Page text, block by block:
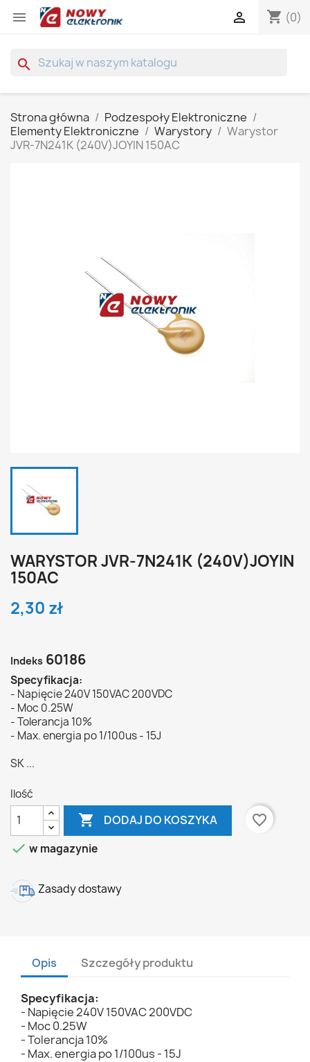
 shopping_cart (0)

search
Strona główna
Podzespoły Elektroniczne
Elementy Elektroniczne
Warystory
Warystor
JVR-7N241K (240V)JOYIN 150AC
WARYSTOR JVR-7N241K (240V)JOYIN
150AC
2,30 zł
Indeks 60186
Specyfikacja:
- Napięcie 240V 150VAC 200VDC
- Moc 0.25W
- Tolerancja 10%
- Max. energia po 1/100us - 15J
SK ...
Ilość
 DODAJ DO KOSZYKA
favorite_border
 w magazynie
Zasady dostawy
Opis Szczegóły produktu
Specyfikacja:
- Napięcie 240V 150VAC 200VDC
- Moc 0.25W
- Tolerancja 10%
- Max. energia po 1/100us - 15J